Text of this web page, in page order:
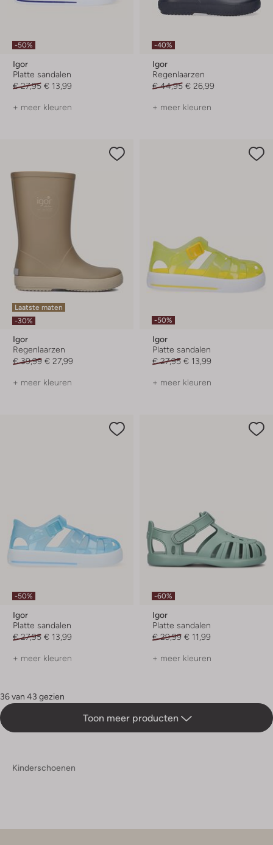
-50%
Igor
Platte sandalen
€ 27,95 € 13,99
+ meer kleuren
-40%
Igor
Regenlaarzen
€ 44,95 € 26,99
+ meer kleuren
Laatste maten
-30%
Igor
Regenlaarzen
€ 39,99 € 27,99
+ meer kleuren
-50%
Igor
Platte sandalen
€ 27,95 € 13,99
+ meer kleuren
-50%
Igor
Platte sandalen
€ 27,95 € 13,99
+ meer kleuren
-60%
Igor
Platte sandalen
€ 29,99 € 11,99
+ meer kleuren
36 van 43 gezien
Toon meer producten
Kinderschoenen